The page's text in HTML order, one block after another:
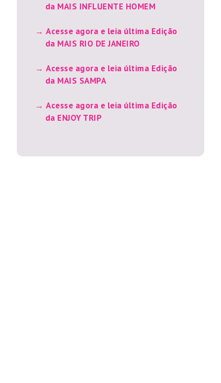
da MAIS INFLUENTE HOMEM
Acesse agora e leia última Edição
da MAIS RIO DE JANEIRO
Acesse agora e leia última Edição
da MAIS SAMPA
Acesse agora e leia última Edição
da ENJOY TRIP